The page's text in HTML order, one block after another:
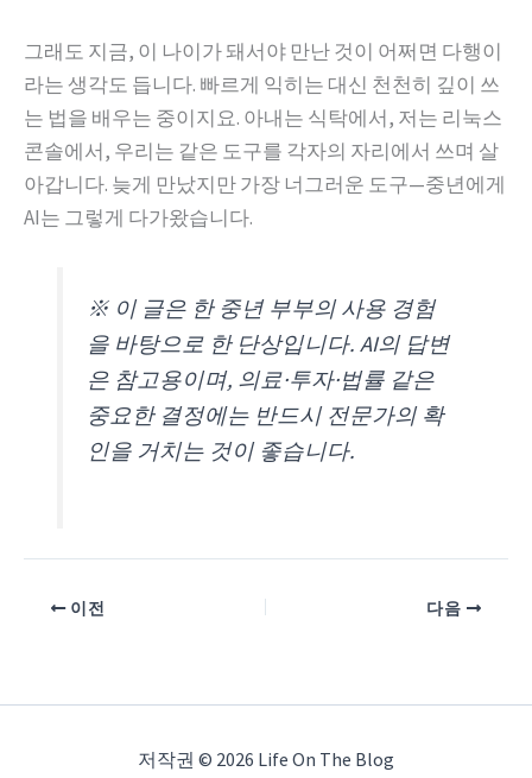
그래도 지금, 이 나이가 돼서야 만난 것이 어쩌면 다행이
라는 생각도 듭니다. 빠르게 익히는 대신 천천히 깊이 쓰
는 법을 배우는 중이지요. 아내는 식탁에서, 저는 리눅스
콘솔에서, 우리는 같은 도구를 각자의 자리에서 쓰며 살
아갑니다. 늦게 만났지만 가장 너그러운 도구—중년에게
AI는 그렇게 다가왔습니다.
※ 이 글은 한 중년 부부의 사용 경험
을 바탕으로 한 단상입니다. AI의 답변
은 참고용이며, 의료·투자·법률 같은
중요한 결정에는 반드시 전문가의 확
인을 거치는 것이 좋습니다.
이전 다음
저작권 © 2026 Life On The Blog